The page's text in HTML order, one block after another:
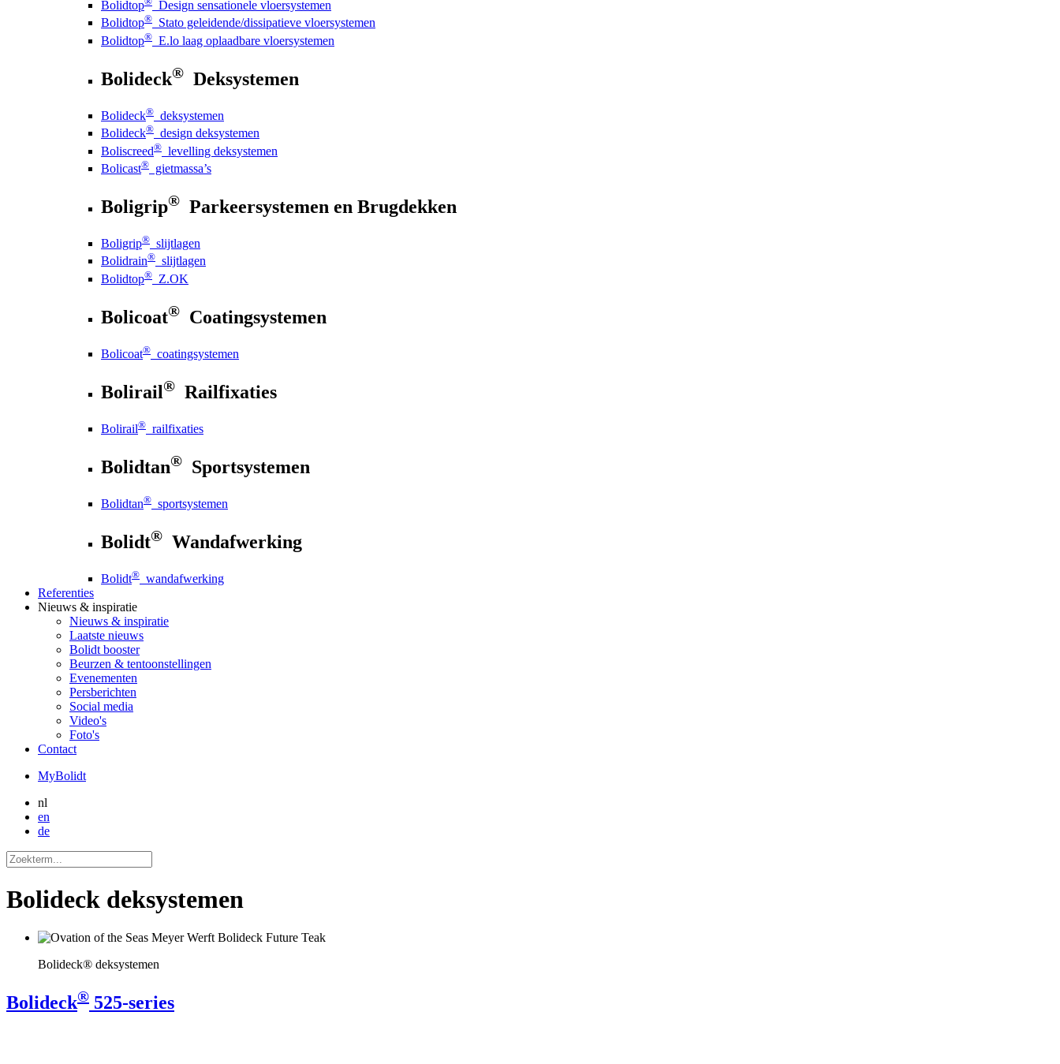
Bolidtop
Design sensationele vloersystemen
Bolidtop® Stato geleidende/dissipatieve vloersystemen
Bolidtop® E.lo laag oplaadbare vloersystemen
Bolideck® Deksystemen
Bolideck® deksystemen
Bolideck® design deksystemen
Boliscreed® levelling deksystemen
Bolicast® gietmassa’s
Boligrip® Parkeersystemen en Brugdekken
Boligrip® slijtlagen
Bolidrain® slijtlagen
Bolidtop® Z.OK
Bolicoat® Coatingsystemen
Bolicoat® coatingsystemen
Bolirail® Railfixaties
Bolirail® railfixaties
Bolidtan® Sportsystemen
Bolidtan® sportsystemen
Bolidt® Wandafwerking
Bolidt® wandafwerking
Referenties
Nieuws & inspiratie
Nieuws & inspiratie
Laatste nieuws
Bolidt booster
Beurzen & tentoonstellingen
Evenementen
Persberichten
Social media
Video's
Foto's
Contact
MyBolidt
nl
en
de
Bolideck deksystemen
Bolideck® deksystemen
Bolideck® 525-series